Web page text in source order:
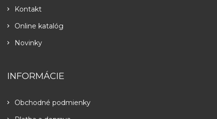
Kontakt
Online katalóg
Novinky
INFORMÁCIE
Obchodné podmienky